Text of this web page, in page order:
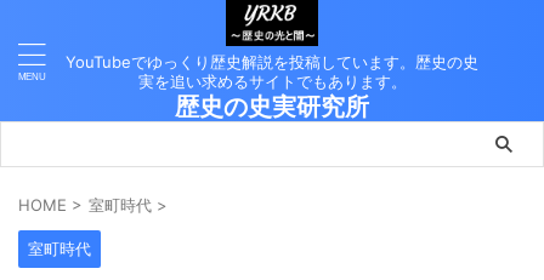
YouTubeでゆっくり歴史解説を投稿しています。歴史の史
実を追い求めるサイトでもあります。
歴史の史実研究所
HOME > 室町時代 >
室町時代